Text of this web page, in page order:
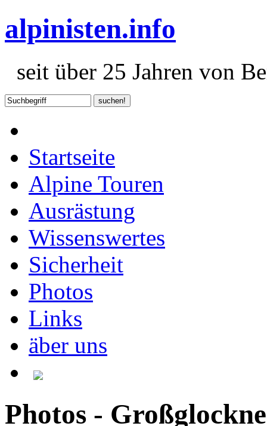
alpinisten.info
seit über 25 Jahren von
Startseite
Alpine Touren
Ausrästung
Wissenswertes
Sicherheit
Photos
Links
äber uns
Photos -